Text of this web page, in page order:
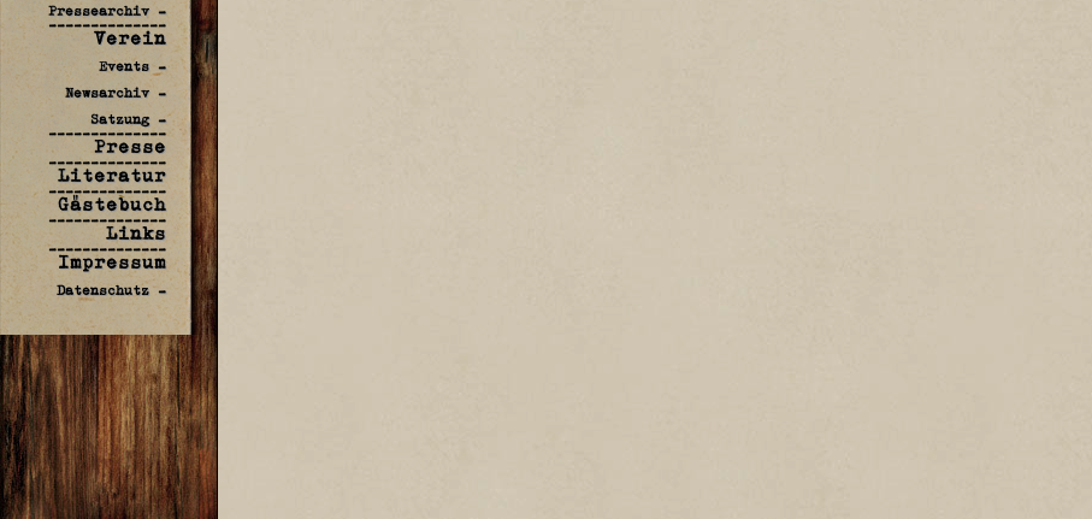
Pressearchiv -
--------------
Verein
Events -
Newsarchiv -
Satzung -
--------------
Presse
--------------
Literatur
--------------
Gästebuch
--------------
Links
--------------
Impressum
Datenschutz -